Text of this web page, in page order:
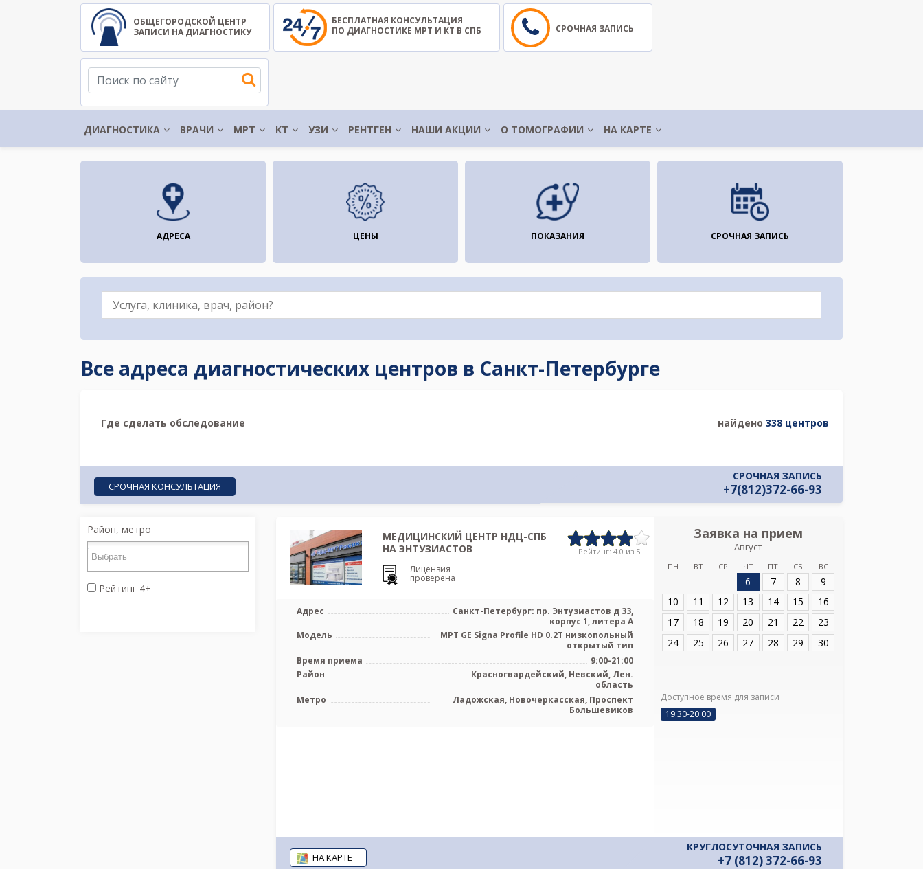
ОБЩЕГОРОДСКОЙ ЦЕНТР
ЗАПИСИ НА ДИАГНОСТИКУ
БЕСПЛАТНАЯ КОНСУЛЬТАЦИЯ
ПО ДИАГНОСТИКЕ МРТ И КТ В СПБ
СРОЧНАЯ ЗАПИСЬ
ДИАГНОСТИКА ВРАЧИ МРТ КТ УЗИ РЕНТГЕН НАШИ АКЦИИ О ТОМОГРАФИИ НА КАРТЕ
АДРЕСА ЦЕНЫ ПОКАЗАНИЯ СРОЧНАЯ ЗАПИСЬ
Все адреса диагностических центров в Санкт-Петербурге
Где сделать обследование найдено 338 центров
СРОЧНАЯ КОНСУЛЬТАЦИЯ
СРОЧНАЯ ЗАПИСЬ
+7(812)372-66-93
Район, метро
Рейтинг 4+
МЕДИЦИНСКИЙ ЦЕНТР НДЦ-СПБ
НА ЭНТУЗИАСТОВ
Лицензия
проверена
Рейтинг: 4.0 из 5
Адрес
Санкт-Петербург: пр. Энтузиастов д 33,
корпус 1, литера А
Модель
МРТ GE Signa Profile HD 0.2T низкопольный
открытый тип
Время приема
9:00-21:00
Район
Красногвардейский, Невский, Лен.
область
Метро
Ладожская, Новочеркасская, Проспект
Большевиков
Заявка на прием
Август
ПН ВТ СР ЧТ ПТ СБ ВС
6 7 8
9
10
11 12 13 14 15
16
17
18 19 20 21 22
23
24
25 26 27 28 29 30
Доступное время для записи
19:30-20:00
НА КАРТЕ
КРУГЛОСУТОЧНАЯ ЗАПИСЬ
+7 (812) 372-66-93